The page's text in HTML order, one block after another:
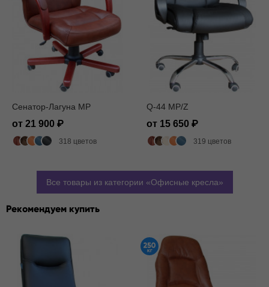
Сенатор-Лагуна MP
от 21 900
318 цветов
Q-44 MP/Z
от 15 650
319 цветов
Все товары из категории Офисные кресла
Рекомендуем купить